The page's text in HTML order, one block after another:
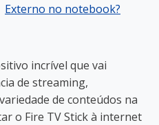
Externo no notebook?
incrível que vai
de streaming,
de conteúdos na
o Fire TV Stick à internet